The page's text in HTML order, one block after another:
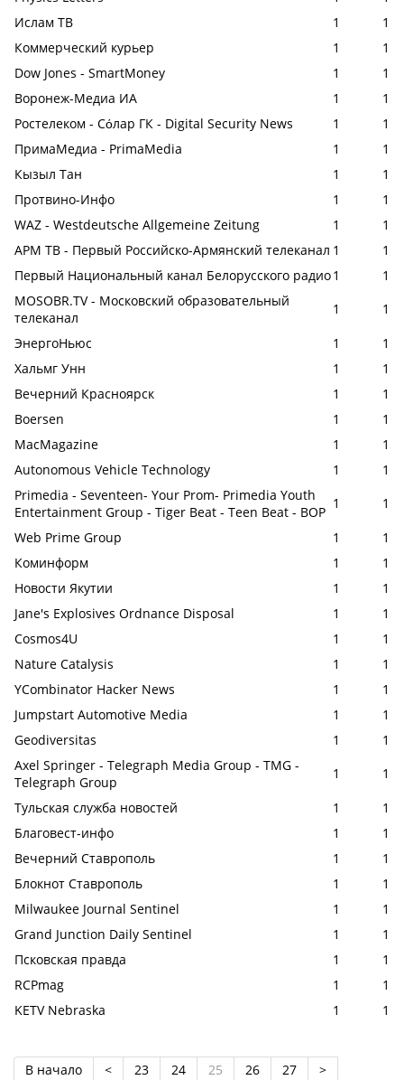
Ислам ТВ
1
1
Коммерческий курьер
1
1
Dow Jones - SmartMoney
1
1
Воронеж-Медиа ИА
1
1
Ростелеком - Сόлар ГК - Digital Security News
1
1
ПримаМедиа - PrimaMedia
1
1
Кызыл Тан
1
1
Протвино-Инфо
1
1
WAZ - Westdeutsche Allgemeine Zeitung
1
1
АРМ ТВ - Первый Российско-Армянский телеканал 1
1
Первый Национальный канал Белорусского радио1
1
MOSOBR.TV - Московский образовательный
телеканал
1
1
ЭнергоНьюс
1
1
Хальмг Унн
1
1
Вечерний Красноярск
1
1
Boersen
1
1
MacMagazine
1
1
Autonomous Vehicle Technology
1
1
Primedia - Seventeen- Your Prom- Primedia Youth
Entertainment Group - Tiger Beat - Teen Beat - BOP
1
1
Web Prime Group
1
1
Коминформ
1
1
Новости Якутии
1
1
Jane's Explosives Ordnance Disposal
1
1
Cosmos4U
1
1
Nature Catalysis
1
1
YCombinator Hacker News
1
1
Jumpstart Automotive Media
1
1
Geodiversitas
1
1
Axel Springer - Telegraph Media Group - TMG -
Telegraph Group
1
1
Тульская служба новостей
1
1
Благовест-инфо
1
1
Вечерний Ставрополь
1
1
Блокнот Ставрополь
1
1
Milwaukee Journal Sentinel
1
1
Grand Junction Daily Sentinel
1
1
Псковская правда
1
1
RCPmag
1
1
KETV Nebraska
1 1
В начало < 23 24 25 26 27 >